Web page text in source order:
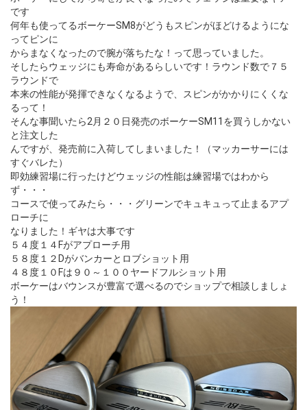
です
何年も使ってるボーケーSM8がどうもスピンがほどけるようにな
ってピンに
からまなくなったので腕が落ちたな！って思っていました。
そしたらウェッジにも寿命があるらしいです！ラウンド数で７５
ラウンドで
本来の性能が発揮できなくなるようで、スピンがかかりにくくな
るって！
そんな事聞いたら2月２０日発売のボーケーSM11を買うしかない
と注文した
んですが、発売前に入荷してしまいました！（マッカーサーには
すぐバレた）
即効練習場に行ったけどウェッジの性能は練習場ではわから
ず・・・
コースで使ってみたら・・・グリーンでキュキュって止まるアプ
ローチに
なりました！ギヤは大事です
５４度１４Fがアプローチ用
５８度１２Dがバンカーとロブショット用
４８度１０Fは９０～１００ヤードフルショット用
ボーケーはバウンスが豊富で選べるのでショップで相談しましょ
う！